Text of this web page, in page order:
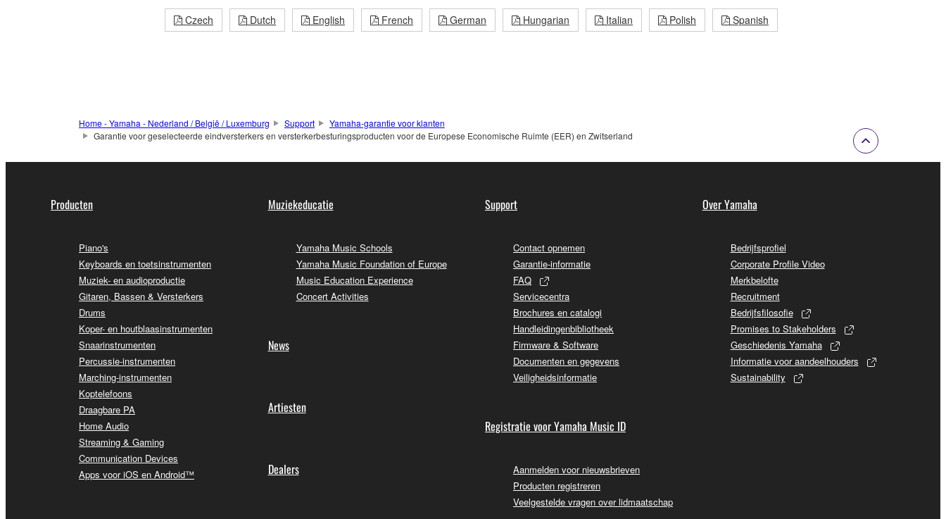
Czech Dutch English French German Hungarian Italian Polish Spanish
Home - Yamaha - Nederland / België / Luxemburg Support
Yamaha-garantie voor klanten
Garantie voor geselecteerde eindversterkers en versterkerbesturingsproducten voor de Europese Economische Ruimte (EER) en Zwitserland
Producten
Piano's
Keyboards en toetsinstrumenten
Muziek- en audioproductie
Gitaren, Bassen & Versterkers
Drums
Koper- en houtblaasinstrumenten
Snaarinstrumenten
Percussie-instrumenten
Marching-instrumenten
Koptelefoons
Draagbare PA
Home Audio
Streaming & Gaming
Communication Devices
Apps voor iOS en Android™
Muziekeducatie
Yamaha Music Schools
Yamaha Music Foundation of Europe
Music Education Experience
Concert Activities
News
Artiesten
Dealers
Support
Contact opnemen
Garantie-informatie
FAQ
Servicecentra
Brochures en catalogi
Handleidingenbibliotheek
Firmware & Software
Documenten en gegevens
Veiligheidsinformatie
Registratie voor Yamaha Music ID
Aanmelden voor nieuwsbrieven
Producten registreren
Veelgestelde vragen over lidmaatschap
Over Yamaha
Bedrijfsprofiel
Corporate Profile Video
Merkbelofte
Recruitment
Bedrijfsfilosofie
Promises to Stakeholders
Geschiedenis Yamaha
Informatie voor aandeelhouders
Sustainability